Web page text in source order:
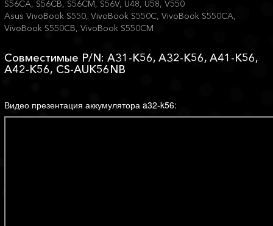
S56CA, S56CB, S56CM, S56V, U48, U58, V550
Asus VivoBook S550, VivoBook S550C, VivoBook S550CA,
VivoBook S550CB, VivoBook S550CM
Совместимые P/N: A31-K56, A32-K56, A41-K56,
A42-K56, CS-AUK56NB
Видео презентация аккумулятора a32-k56: